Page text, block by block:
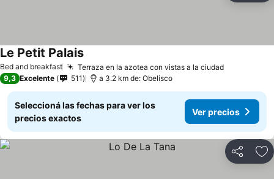
Bed and breakfast Terraza en la azotea con vistas a la ciudad
Le Petit Palais
9,3 Excelente 511 a 3.2 km de: Obelisco
Seleccioná las fechas para ver los
precios exactos
Ver precios
Compartir